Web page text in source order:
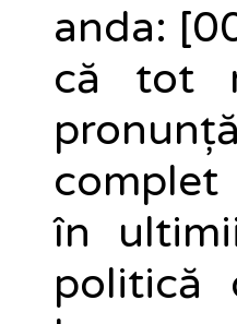
anda:
că tot
complet
în
politică